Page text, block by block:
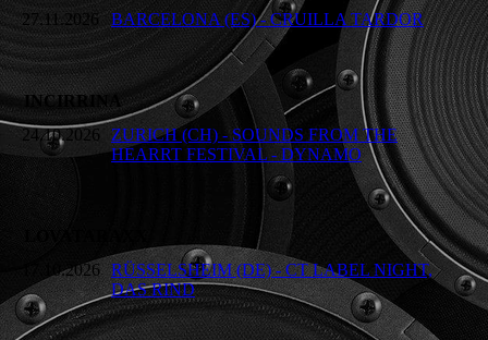
27.11.2026
BARCELONA (ES) - CRUILLA TARDOR
INCIRRINA
24.10.2026
ZURICH (CH) - SOUNDS FROM THE
HEARRT FESTIVAL - DYNAMO
17.10.2026 RÜSSELSHEIM (DE) - CT LABEL NIGHT,
DAS RIND